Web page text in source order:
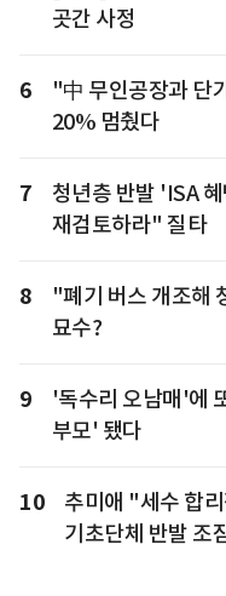
곳간 사정
6
"中 무인공장과 단
20% 멈췄다
7
청년층 반발 'ISA
재검토하라" 질타
8
"폐기 버스 개조해
묘수?
9
'독수리 오남매'에
부모' 됐다
10
추미애 "세수 합
기초단체 반발 조